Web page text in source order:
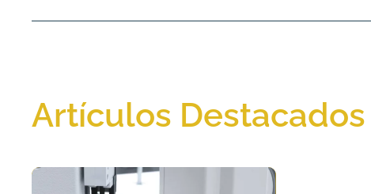
Artículos Destacados